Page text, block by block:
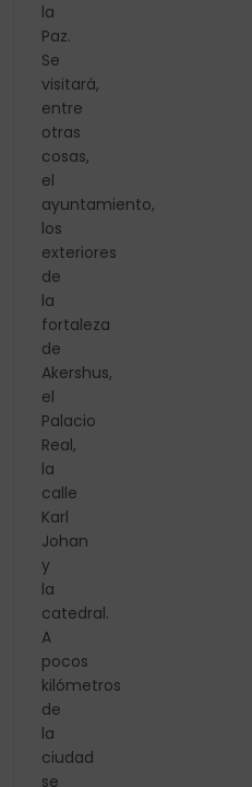
la
Paz.
Se
visitará,
entre
otras
cosas,
el
ayuntamiento,
los
exteriores
de
la
fortaleza
de
Akershus,
el
Palacio
Real,
la
calle
Karl
Johan
y
la
catedral.
A
pocos
kilómetros
de
la
ciudad
se